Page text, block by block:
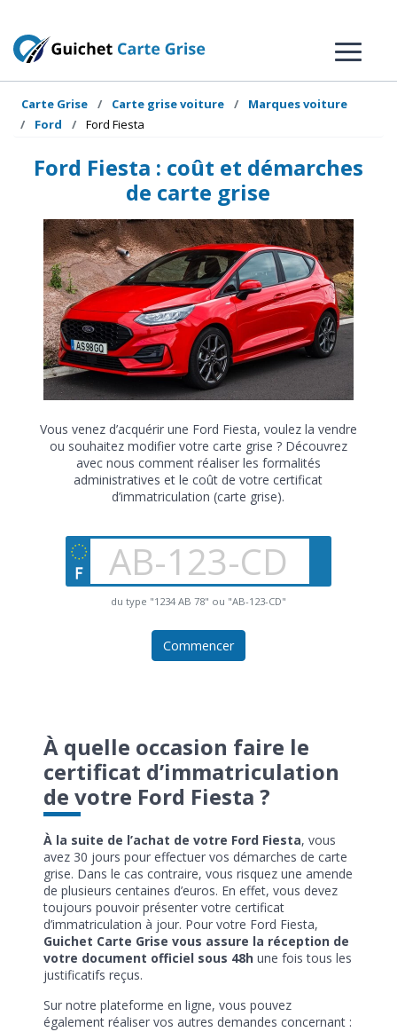
Carte Grise Carte grise voiture
Marques voiture
Ford
Ford Fiesta
Ford Fiesta : coût et démarches
de carte grise
Vous venez d’acquérir une Ford Fiesta, voulez la vendre
ou souhaitez modifier votre carte grise ? Découvrez
avec nous comment réaliser les formalités
administratives et le coût de votre certificat
d’immatriculation (carte grise).
du type "1234 AB 78" ou "AB-123-CD"
Commencer
À quelle occasion faire le
certificat d’immatriculation
de votre Ford Fiesta ?
À la suite de l’achat de votre Ford Fiesta, vous
avez 30 jours pour effectuer vos démarches de carte
grise. Dans le cas contraire, vous risquez une amende
de plusieurs centaines d’euros. En effet, vous devez
toujours pouvoir présenter votre certificat
d’immatriculation à jour. Pour votre Ford Fiesta,
Guichet Carte Grise vous assure la réception de
votre document officiel sous 48hune fois tous les
justificatifs reçus.
Sur notre plateforme en ligne, vous pouvez
également réaliser vos autres demandes concernant :